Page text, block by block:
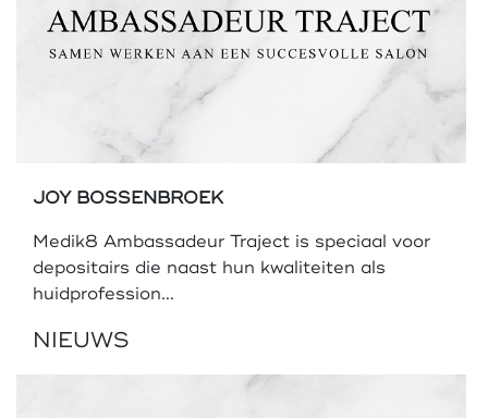
JOY BOSSENBROEK
Medik8 Ambassadeur Traject is speciaal voor
depositairs die naast hun kwaliteiten als
huidprofession...
NIEUWS